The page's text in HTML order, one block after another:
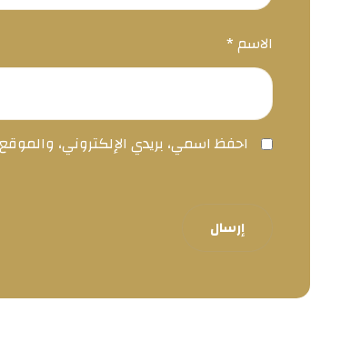
الاسم*
احفظ اسمي، بريدي الإلكتروني،
إرسال